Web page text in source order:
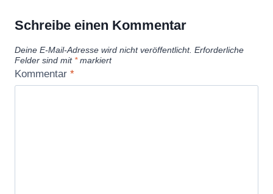
Schreibe einen Kommentar
Deine E-Mail-Adresse wird nicht veröffentlicht. Erforderliche
Felder sind mit *markiert
Kommentar *